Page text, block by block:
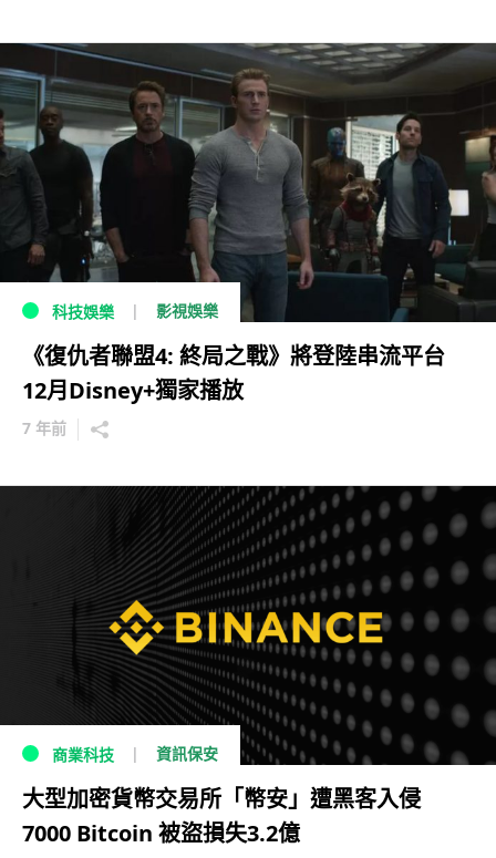
科技娛樂 影視娛樂
《復仇者聯盟4: 終局之戰》將登陸串流平台
12月Disney+獨家播放
7 年前
商業科技 資訊保安
大型加密貨幣交易所「幣安」遭黑客入侵
7000 Bitcoin 被盜損失3.2億